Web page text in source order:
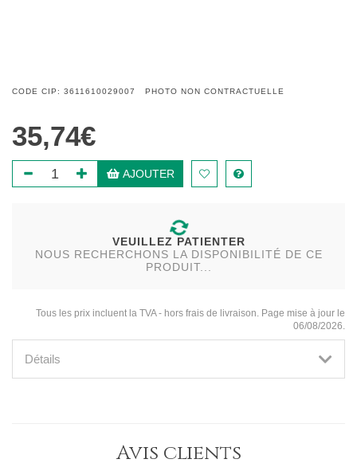
CODE CIP: 3611610029007 PHOTO NON CONTRACTUELLE
35,74€
AJOUTER
VEUILLEZ PATIENTER
NOUS RECHERCHONS LA DISPONIBILITÉ DE CE
PRODUIT...
Tous les prix incluent la TVA - hors frais de livraison. Page mise à jour le
06/08/2026.
Détails
Avis clients